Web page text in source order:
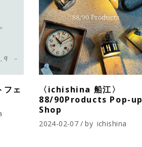
フェ
〈ichishina 船江〉
88/90Products Pop-up
Shop
2024-02-07 by ichishina